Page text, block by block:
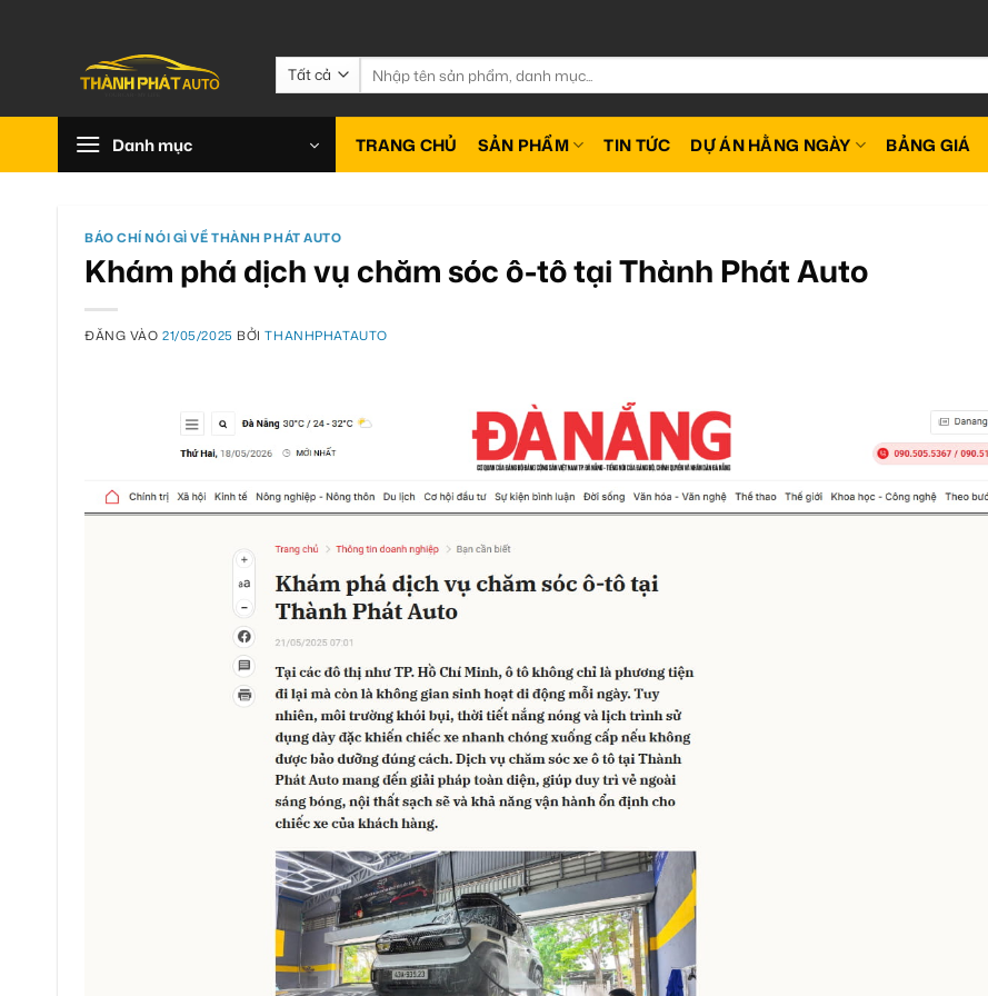
Tìm
kiếm:
Danh mục TRANG CHỦ SẢN PHẨM TIN TỨC DỰ ÁN HẰNG NGÀY BẢNG GIÁ
BÁO CHÍ NÓI GÌ VỀ THÀNH PHÁT AUTO
Khám phá dịch vụ chăm sóc ô-tô tại Thành Phát Auto
ĐĂNG VÀO21/05/2025 BỞITHANHPHATAUTO